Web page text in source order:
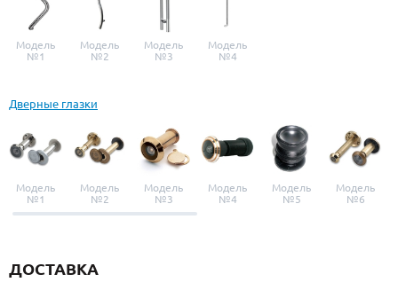
Модель
№1
Модель
№2
Модель
№3
Модель
№4
Дверные глазки
Модель
№1
Модель
№2
Модель
№3
Модель
№4
Модель
№5
Модель
№6
ДОСТАВКА